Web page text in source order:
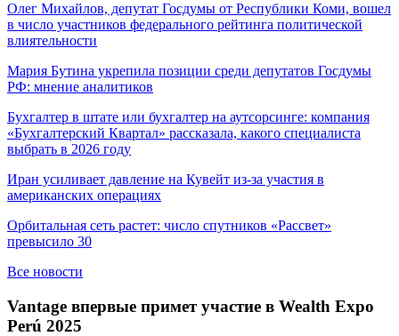
Олег Михайлов, депутат Госдумы от Республики Коми, вошел
в число участников федерального рейтинга политической
влиятельности
Мария Бутина укрепила позиции среди депутатов Госдумы
РФ: мнение аналитиков
Бухгалтер в штате или бухгалтер на аутсорсинге: компания
«Бухгалтерский Квартал» рассказала, какого специалиста
выбрать в 2026 году
Иран усиливает давление на Кувейт из-за участия в
американских операциях
Орбитальная сеть растет: число спутников «Рассвет»
превысило 30
Все новости
Vantage впервые примет участие в Wealth Expo
Perú 2025